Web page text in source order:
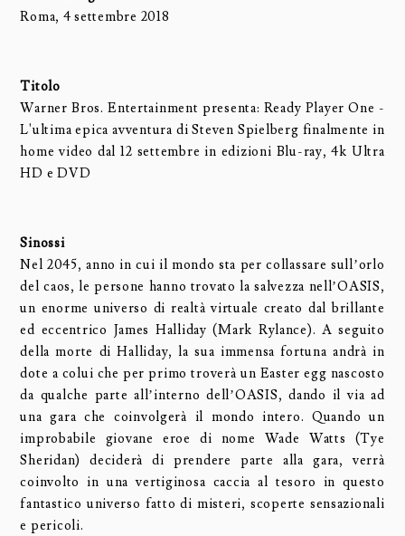
Roma, 4 settembre 2018
Titolo
Warner Bros. Entertainment presenta: Ready Player One -
L'ultima epica avventura di Steven Spielberg finalmente in
home video dal 12 settembre in edizioni Blu-ray, 4k Ultra
HD e DVD
Sinossi
Nel 2045, anno in cui il mondo sta per collassare sull’orlo
del caos, le persone hanno trovato la salvezza nell’OASIS,
un enorme universo di realtà virtuale creato dal brillante
ed eccentrico James Halliday (Mark Rylance). A seguito
della morte di Halliday, la sua immensa fortuna andrà in
dote a colui che per primo troverà un Easter egg nascosto
da qualche parte all’interno dell’OASIS, dando il via ad
una gara che coinvolgerà il mondo intero. Quando un
improbabile giovane eroe di nome Wade Watts (Tye
Sheridan) deciderà di prendere parte alla gara, verrà
coinvolto in una vertiginosa caccia al tesoro in questo
fantastico universo fatto di misteri, scoperte sensazionali
e pericoli.